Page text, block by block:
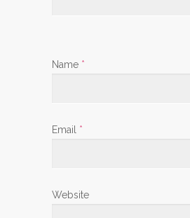
Name *
Email *
Website